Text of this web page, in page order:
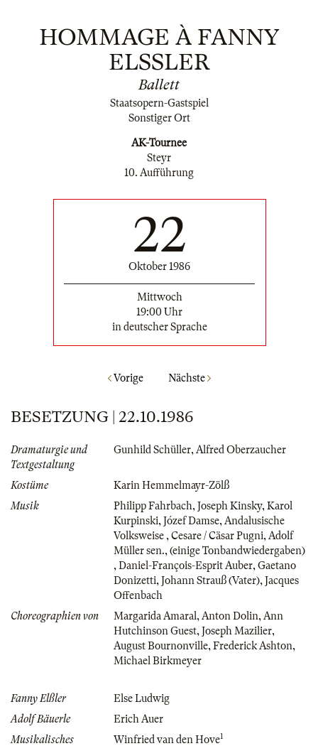
HOMMAGE À FANNY
ELSSLER
Ballett
Staatsopern-Gastspiel
Sonstiger Ort
AK-Tournee
Steyr
10. Aufführung
22
Oktober 1986
Mittwoch
19:00 Uhr
in deutscher Sprache
Vorige Nächste
BESETZUNG | 22.10.1986
Dramaturgie und
Textgestaltung
Gunhild Schüller, Alfred Oberzaucher
Kostüme
Karin Hemmelmayr-Zölß
Musik
Philipp Fahrbach, Joseph Kinsky, Karol
Kurpinski, Józef Damse, Andalusische
Volksweise , Cesare / Cäsar Pugni, Adolf
Müller sen., (einige Tonbandwiedergaben)
, Daniel-François-Esprit Auber, Gaetano
Donizetti, Johann Strauß (Vater), Jacques
Offenbach
Choreographien von
Margarida Amaral , Anton Dolin, Ann
Hutchinson Guest, Joseph Mazilier,
August Bournonville, Frederick Ashton,
Michael Birkmeyer
Fanny Elßler
Else Ludwig
Adolf Bäuerle
Erich Auer
Musikalisches
Winfried van den Hove1